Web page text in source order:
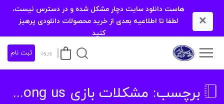
×
هاست دانلود سایت دچار مشکل شده و در دسترس نیست،
لطفا تا اطلاعیه بعدی از خرید محصولات دانلودی پرهیز
کنید
ورود ثبت نام
برچسب: مشکلات بازی injustice heroes among us